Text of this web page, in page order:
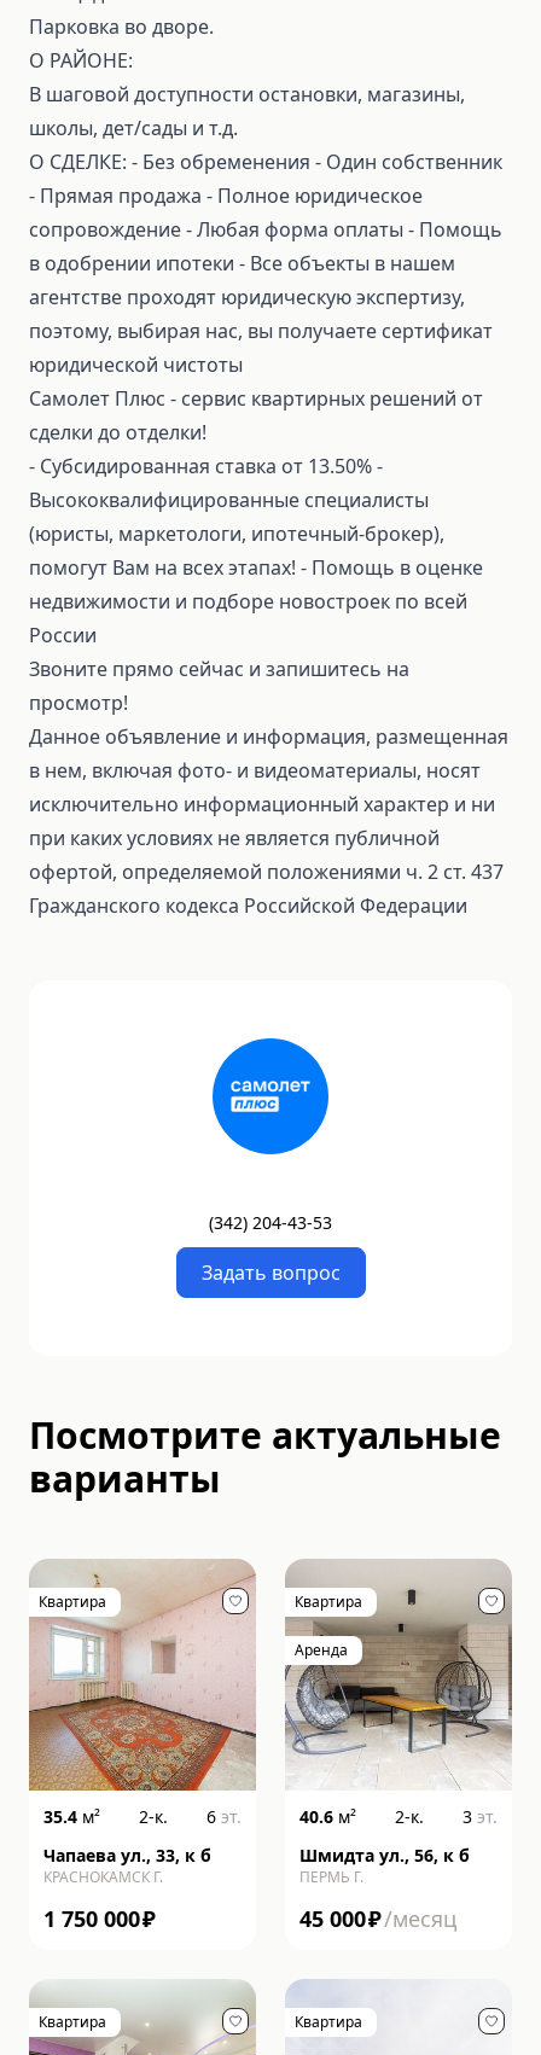
Парковка во дворе.
О РАЙОНЕ:
В шаговой доступности остановки, магазины,
школы, дет/сады и т.д.
О СДЕЛКЕ: ⁃ Без обременения ⁃ Один собственник
⁃ Прямая продажа ⁃ Полное юридическое
сопровождение ⁃ Любая форма оплаты ⁃ Помощь
в одобрении ипотеки ⁃ Все объекты в нашем
агентстве проходят юридическую экспертизу,
поэтому, выбирая нас, вы получаете сертификат
юридической чистоты
Самолет Плюс - сервис квартирных решений от
сделки до отделки!
⁃ Субсидированная ставка от 13.50% ⁃
Высококвалифицированные специалисты
(юристы, маркетологи, ипотечный-брокер),
помогут Вам на всех этапах! ⁃ Помощь в оценке
недвижимости и подборе новостроек по всей
России
Звоните прямо сейчас и запишитесь на
просмотр!
Данное объявление и информация, размещенная
в нем, включая фото- и видеоматериалы, носят
исключительно информационный характер и ни
при каких условиях не является публичной
офертой, определяемой положениями ч. 2 ст. 437
Гражданского кодекса Российской Федерации
(342) 204-43-53
Задать вопрос
Посмотрите актуальные
варианты
Квартира
35.4 м² 2-к. 6 эт.
Чапаева ул., 33, к б
КРАСНОКАМСК Г.
1 750 000₽
Квартира
Аренда
40.6 м² 2-к. 3 эт.
Шмидта ул., 56, к б
ПЕРМЬ Г.
45 000₽/месяц
Квартира Квартира